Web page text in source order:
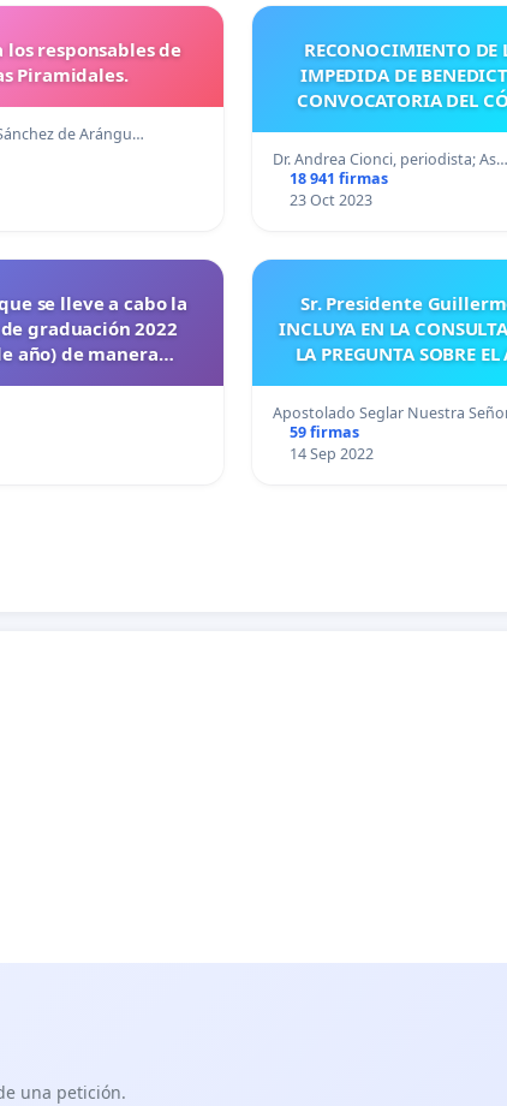
los responsables de
Piramidales.
de Arángu…
RECONOCIMIENTO DE
IMPEDIDA DE
CONVOCATORIA DEL
Dr. Andrea Cionci, periodista; As…
18 941 firmas
23 Oct 2023
se lleve a cabo la
graduación 2022
año) de manera
Sr. Presidente
INCLUYA EN LA
LA PREGUNTA SOBRE
Apostolado Seglar Nuestra
59 firmas
14 Sep 2022
una petición.